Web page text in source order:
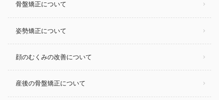
骨盤矯正について
姿勢矯正について
顔のむくみの改善について
産後の骨盤矯正について